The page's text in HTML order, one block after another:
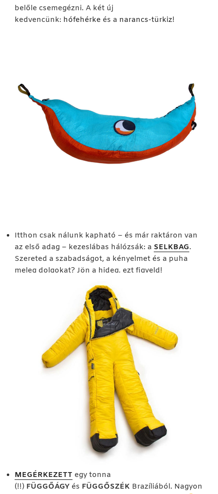
belőle csemegézni. A két új
kedvencünk: hófehérke és a narancs-türkiz!
Itthon csak nálunk kapható – és már raktáron van
az első adag – kezeslábas hálózsák: a SELKBAG.
Szereted a szabadságot, a kényelmet és a puha
meleg dolgokat? Jön a hideg, ezt figyeld!
MEGÉRKEZETT egy tonna
(!!) FÜGGŐÁGY és FÜGGŐSZÉK Brazíliából. Nagyon